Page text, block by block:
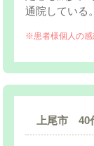
通院している。
※患者様個人の感
上尾市